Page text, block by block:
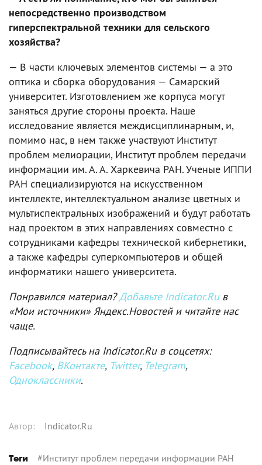
непосредственно производством
гиперспектральной техники для сельского
хозяйства?
— В части ключевых элементов системы — а это
оптика и сборка оборудования — Самарский
университет. Изготовлением же корпуса могут
заняться другие стороны проекта. Наше
исследование является междисциплинарным, и,
помимо нас, в нем также участвуют Институт
проблем мелиорации, Институт проблем передачи
информации им. А. А. Харкевича РАН. Ученые ИППИ
РАН специализируются на искусственном
интеллекте, интеллектуальном анализе цветных и
мультиспектральных изображений и будут работать
над проектом в этих направлениях совместно с
сотрудниками кафедры технической кибернетики,
а также кафедры суперкомпьютеров и общей
информатики нашего университета.
Понравился материал?Добавьте Indicator.Ruв
«Мои источники» Яндекс.Новостей и читайте нас
чаще.
Подписывайтесь на Indicator.Ru в соцсетях:
Facebook, ВКонтакте, Twitter, Telegram,
Одноклассники.
Автор: Indicator.Ru
Теги #Институт проблем передачи информации РАН